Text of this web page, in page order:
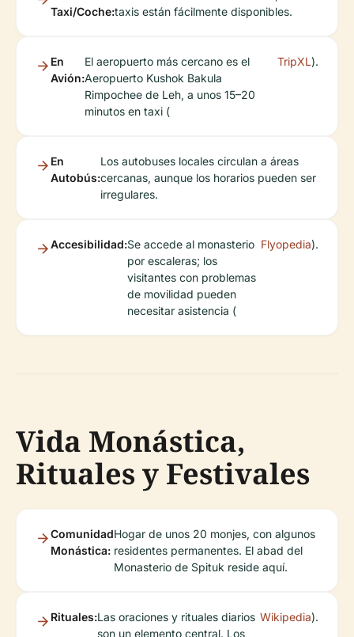
Taxi/Coche:taxis están fácilmente disponibles.
En
Avión:
El aeropuerto más cercano es el
Aeropuerto Kushok Bakula
Rimpochee de Leh, a unos 15–20
minutos en taxi (
TripXL).
En
Autobús:
Los autobuses locales circulan a áreas
cercanas, aunque los horarios pueden ser
irregulares.
Accesibilidad:Se accede al monasterio
por escaleras; los
visitantes con problemas
de movilidad pueden
necesitar asistencia (
Flyopedia).
Vida Monástica,
Rituales y Festivales
Comunidad
Monástica:
Hogar de unos 20 monjes, con algunos
residentes permanentes. El abad del
Monasterio de Spituk reside aquí.
Rituales:Las oraciones y rituales diarios
son un elemento central. Los
Wikipedia).